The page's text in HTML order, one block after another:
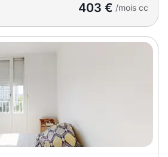
403 € /mois cc